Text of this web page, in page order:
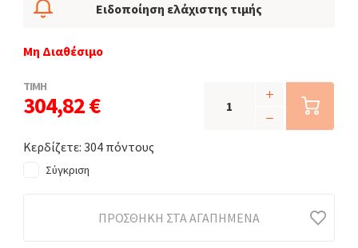
ΤΙΜΗ
304,82 €
Κερδίζετε: 304 πόντους
Ειδοποίηση ελάχιστης τιμής
Μη Διαθέσιμο
Σύγκριση
ΠΡΟΣΘΉΚΗ ΣΤΑ ΑΓΑΠΗΜΈΝΑ